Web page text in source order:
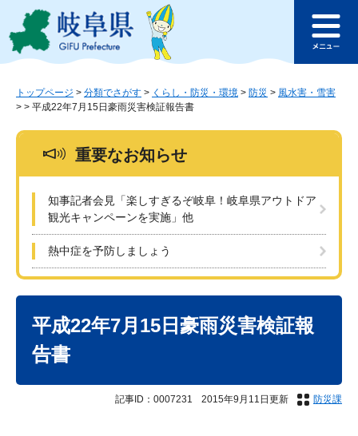
ジ
ュ
このページの本文へ
ュ
トップページ > 分類でさがす > くらし・防災・環境 > 防災 > 風水害・雪害
> > 平成22年7月15日豪雨災害検証報告書
重要なお知らせ
知事記者会見「楽しすぎるぞ岐阜！岐阜県アウトドア
観光キャンペーンを実施」他
熱中症を予防しましょう
平成22年7月15日豪雨災害検証報
告書
記事ID：0007231 2015年9月11日更新 防災課